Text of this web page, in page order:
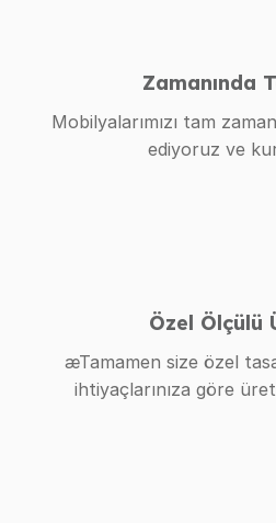
Zamanında
Mobilyalarımızı tam
ediyoruz ve
Özel Ölçülü
æTamamen size özel
ihtiyaçlarınıza göre